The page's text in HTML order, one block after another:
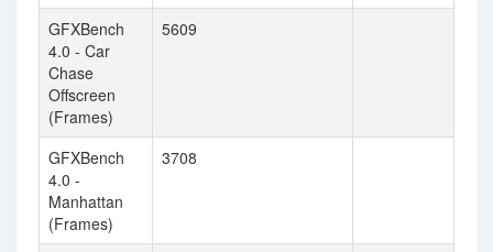
GFXBench
4.0 - Car
Chase
Offscreen
(Frames)
5609
GFXBench
4.0 -
Manhattan
(Frames)
3708